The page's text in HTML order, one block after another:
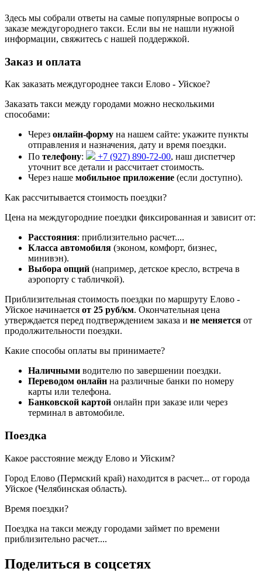
Здесь мы собрали ответы на самые популярные вопросы о
заказе междугороднего такси. Если вы не нашли нужной
информации, свяжитесь с нашей поддержкой.
Заказ и оплата
Как заказать междугороднее такси Елово - Уйское?
Заказать такси между городами можно несколькими
способами:
Через онлайн-форму на нашем сайте: укажите пункты
отправления и назначения, дату и время поездки.
По телефону: +7 (927) 890-72-00, наш диспетчер
уточнит все детали и рассчитает стоимость.
Через наше мобильное приложение (если доступно).
Как рассчитывается стоимость поездки?
Цена на междугородние поездки фиксированная и зависит от:
Расстояния: приблизительно расчет....
Класса автомобиля (эконом, комфорт, бизнес,
минивэн).
Выбора опций (например, детское кресло, встреча в
аэропорту с табличкой).
Приблизительная стоимость поездки по маршруту Елово -
Уйское начинается от 25 руб/км. Окончательная цена
утверждается перед подтверждением заказа и не меняется от
продолжительности поездки.
Какие способы оплаты вы принимаете?
Наличными водителю по завершении поездки.
Переводом онлайн на различные банки по номеру
карты или телефона.
Банковской картой онлайн при заказе или через
терминал в автомобиле.
Поездка
Какое расстояние между Елово и Уйским?
Город Елово (Пермский край) находится в расчет... от города
Уйское (Челябинская область).
Время поездки?
Поездка на такси между городами займет по времени
приблизительно расчет....
Поделиться в соцсетях